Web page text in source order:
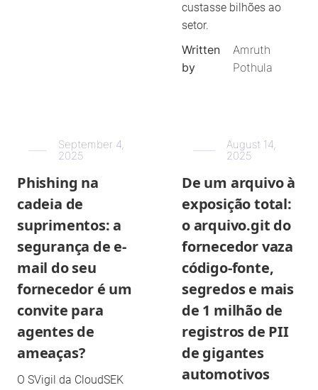
custasse bilhões ao
setor.
Written
by
Amruth
Pothula
September 4,
2025
Phishing na
cadeia de
suprimentos: a
segurança de e-
mail do seu
fornecedor é um
convite para
agentes de
ameaças?
O SVigil da CloudSEK
August 14,
2025
De um arquivo à
exposição total:
o arquivo.git do
fornecedor vaza
código-fonte,
segredos e mais
de 1 milhão de
registros de PII
de gigantes
automotivos